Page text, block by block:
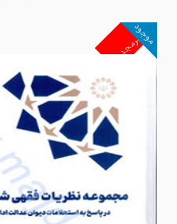
غیرمجد
موجود